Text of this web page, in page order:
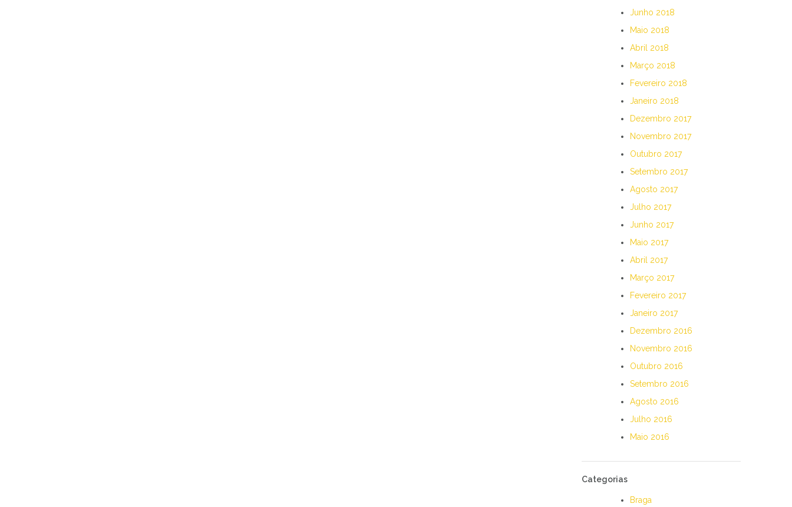
Junho 2018
Maio 2018
Abril 2018
Março 2018
Fevereiro 2018
Janeiro 2018
Dezembro 2017
Novembro 2017
Outubro 2017
Setembro 2017
Agosto 2017
Julho 2017
Junho 2017
Maio 2017
Abril 2017
Março 2017
Fevereiro 2017
Janeiro 2017
Dezembro 2016
Novembro 2016
Outubro 2016
Setembro 2016
Agosto 2016
Julho 2016
Maio 2016
Categorias
Braga